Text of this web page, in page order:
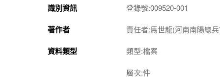
識別資訊 登錄號:009520-001
著作者 責任者:馬世龍(河南南陽總
資料類型 類型:檔案
層次:件